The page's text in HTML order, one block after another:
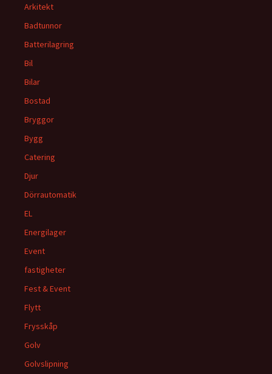
Arkitekt
Badtunnor
Batterilagring
Bil
Bilar
Bostad
Bryggor
Bygg
Catering
Djur
Dörrautomatik
EL
Energilager
Event
fastigheter
Fest & Event
Flytt
Frysskåp
Golv
Golvslipning